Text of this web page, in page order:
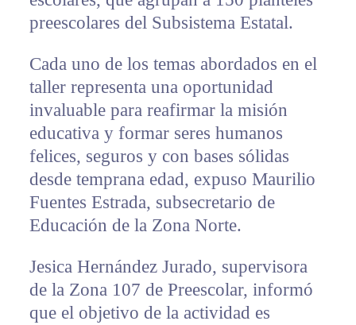
preescolares del Subsistema Estatal.
Cada uno de los temas abordados en el
taller representa una oportunidad
invaluable para reafirmar la misión
educativa y formar seres humanos
felices, seguros y con bases sólidas
desde temprana edad, expuso Maurilio
Fuentes Estrada, subsecretario de
Educación de la Zona Norte.
Jesica Hernández Jurado, supervisora
de la Zona 107 de Preescolar, informó
que el objetivo de la actividad es